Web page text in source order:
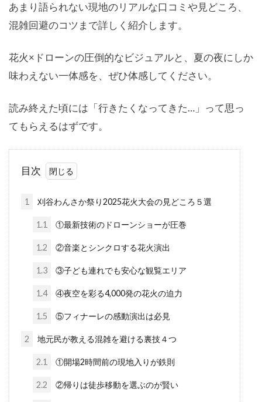
あまり語られない現地のリアルな口コミや見どころ、
混雑回避のコツまで詳しく紹介します。
花火×ドローンの圧倒的なビジュアルと、夏の夜にしか
味わえない一体感を、ぜひ体感してください。
読み終えた頃には「行きたくなってきた…」って思っ
てもらえるはずです。
目次
1 刈谷わんさか祭り2025花火大会の見どころ５選
1.1 ①最新技術のドローンショーが圧巻
1.2 ②音楽とシンクロする花火演出
1.3 ③子ども連れでも安心な観覧エリア
1.4 ④夜空を彩る4,000発の花火の迫力
1.5 ⑤フィナーレの感動演出は必見
2 地元民が教える混雑を避ける裏技４つ
2.1 ①開場2時間前の現地入りが鉄則
2.2 ②帰りは徒歩移動を選ぶのが賢い